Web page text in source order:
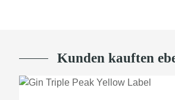
Kunden kauften